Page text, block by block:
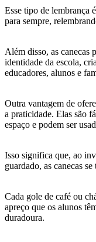
Esse tipo de lembrança
para sempre,
Além disso, as canecas
identidade da escola,
educadores, alunos e
Outra vantagem de
a praticidade. Elas são
espaço e podem ser
Isso significa que, ao
guardado, as canecas
Cada gole de café ou
apreço que os alunos
duradoura.